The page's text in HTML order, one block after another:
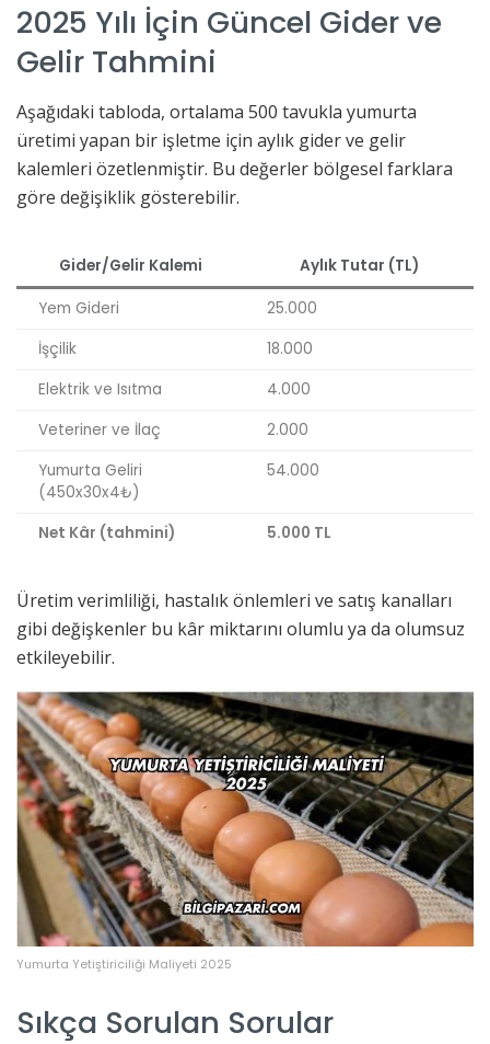
2025 Yılı İçin Güncel Gider ve
Gelir Tahmini
Aşağıdaki tabloda, ortalama 500 tavukla yumurta
üretimi yapan bir işletme için aylık gider ve gelir
kalemleri özetlenmiştir. Bu değerler bölgesel farklara
göre değişiklik gösterebilir.
Gider/Gelir Kalemi Aylık Tutar (TL)
Yem Gideri
25.000
İşçilik
18.000
Elektrik ve Isıtma
4.000
Veteriner ve İlaç
2.000
Yumurta Geliri
(450x30x4₺)
54.000
Net Kâr (tahmini) 5.000 TL
Üretim verimliliği, hastalık önlemleri ve satış kanalları
gibi değişkenler bu kâr miktarını olumlu ya da olumsuz
etkileyebilir.
Yumurta Yetiştiriciliği Maliyeti 2025
Sıkça Sorulan Sorular